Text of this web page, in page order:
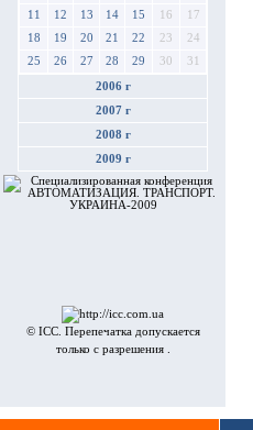
11 12 13 14 15 16
17
18
19 20 21 22 23
24
25
26 27 28 29 30 31
2006 г
2007 г
2008 г
2009 г
© ICC. Перепечатка допускается
только с разрешения .